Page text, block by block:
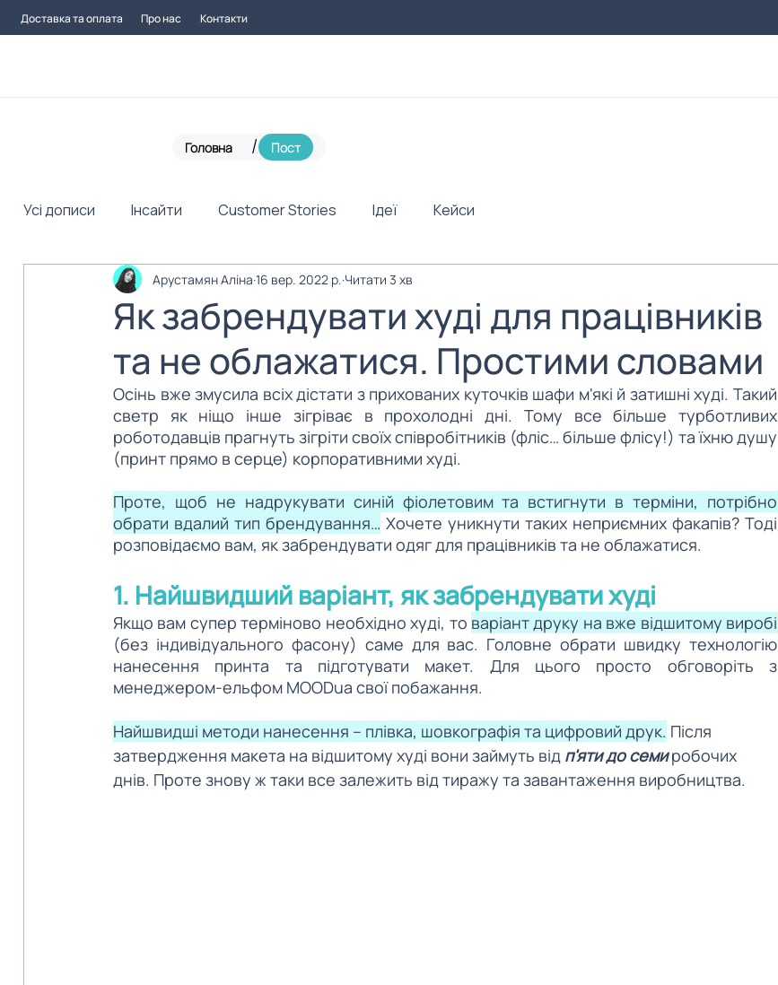
Доставка та оплата Про нас Контакти
Головна / Пост
Усі дописи Інсайти Customer Stories Ідеї Кейси
Як забрендувати худі для працівників
та не облажатися. Простими словами
Арустамян Аліна 16 вер. 2022 р. Читати 3 хв
Осінь вже змусила всіх дістати з прихованих куточків шафи м'які й затишні худі. Такий
светр як ніщо інше зігріває в прохолодні дні. Тому все більше турботливих
роботодавців прагнуть зігріти своїх співробітників (фліс… більше флісу!) та їхню душу
(принт прямо в серце) корпоративними худі.
Проте, щоб не надрукувати синій фіолетовим та встигнути в терміни, потрібно
обрати вдалий тип брендування… Хочете уникнути таких неприємних факапів? Тоді
розповідаємо вам, як забрендувати одяг для працівників та не облажатися.
1. Найшвидший варіант, як забрендувати худі
Якщо вам супер терміново необхідно худі, то
(без індивідуального фасону) саме для вас. Головне обрати швидку технологію
нанесення принта та підготувати макет. Для цього просто обговоріть з
менеджером-ельфом MOODua свої побажання.
Найшвидші методи нанесення – плівка, шовкографія та цифровий друк. Після
затвердження макета на відшитому худі вони займуть від п'яти до семи робочих
днів. Проте знову ж таки все залежить від тиражу та завантаження виробництва.